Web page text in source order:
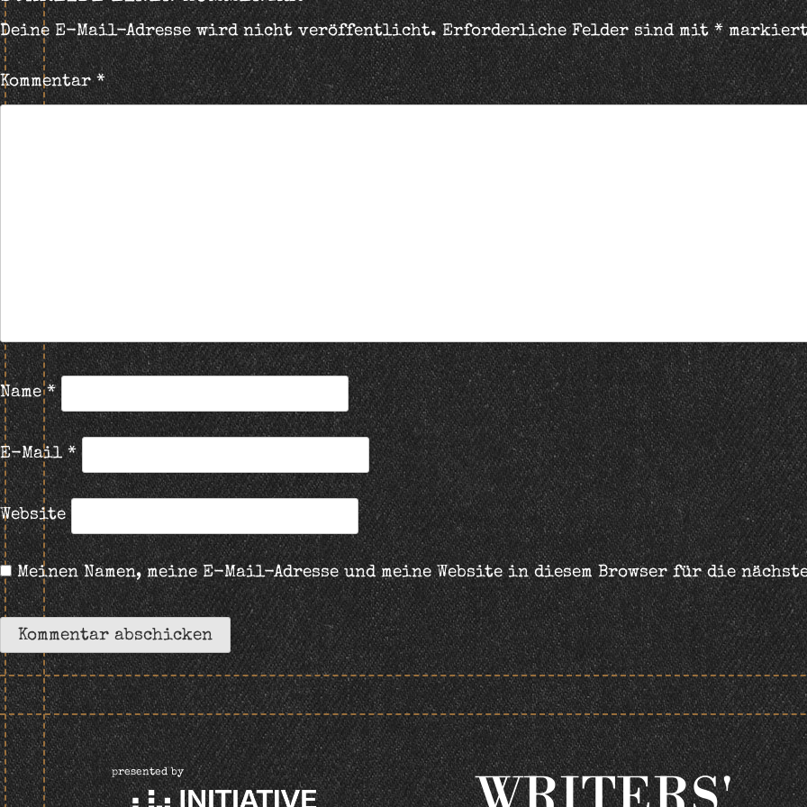
Deine E-Mail-Adresse wird nicht veröffentlicht. Erforderliche Felder sind mit*
Kommentar*
Name*
E-Mail*
Website
Meinen Namen, meine E-Mail-Adresse und meine Website in diesem Browser für die
presented by